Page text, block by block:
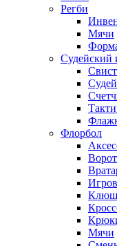
Регби
Мячи
Судейский
Флорбол
Мячи